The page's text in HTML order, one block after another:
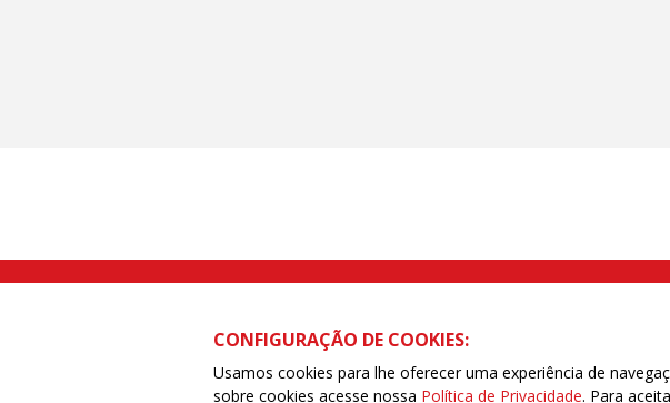
Rua Caetano Pinto nº 575 CEP 03041-000 Brás, São Paulo/SP |
CONFIGURAÇÃO DE COOKIES:
Usamos cookies para lhe oferecer uma experiência de
sobre cookies acesse nossa Política de Privacidade. Para